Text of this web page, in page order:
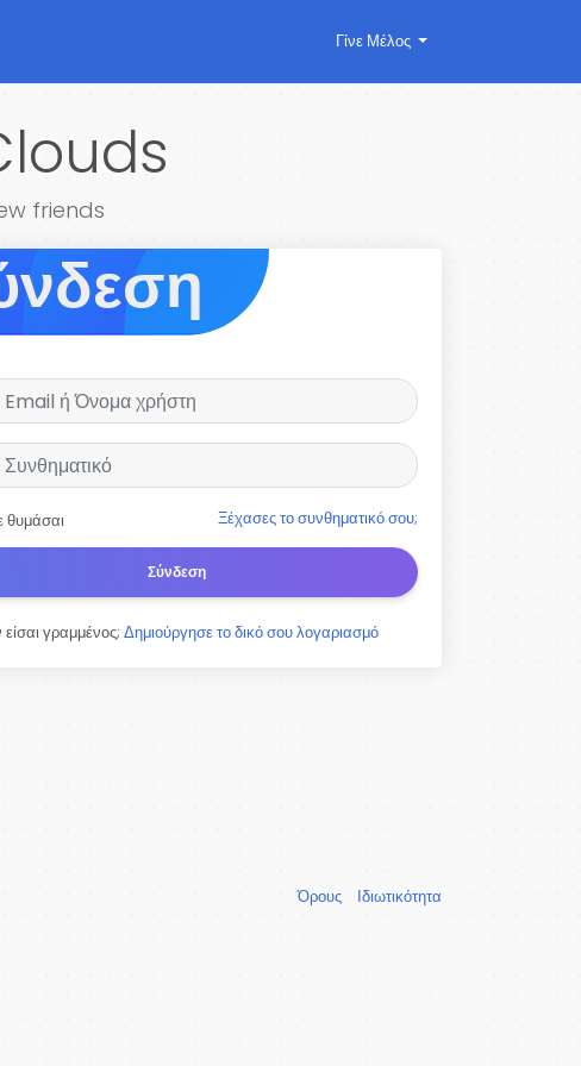
Γίνε Μέλος
friends
θυμάσαι Ξέχασες το συνθηματικό σου;
Σύνδεση
γραμμένος; Δημιούργησε το δικό σου λογαριασμό
Όρους Ιδιωτικότητα